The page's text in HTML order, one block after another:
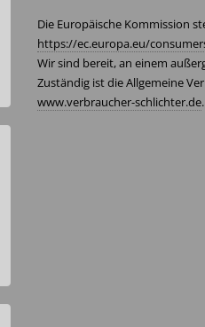
Die Europäische Kommission
https://ec.europa.eu/
Wir sind bereit, an einem
Zuständig ist die Allgemeine
www.verbraucher-schlichter.de.